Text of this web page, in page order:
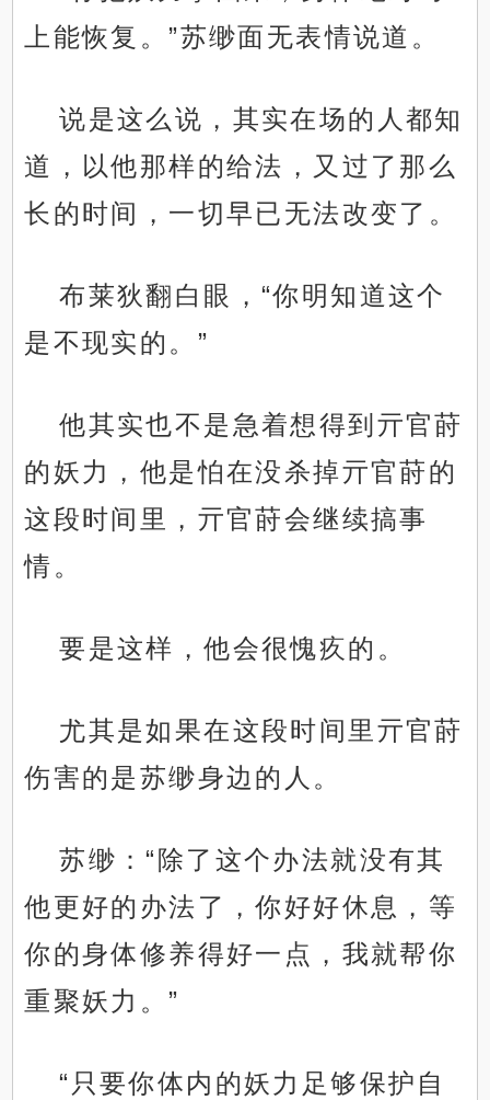
上能恢复。”苏缈面无表情说道。
说是这么说，其实在场的人都知
道，以他那样的给法，又过了那么
长的时间，一切早已无法改变了。
布莱狄翻白眼，“你明知道这个
是不现实的。”
他其实也不是急着想得到亓官莳
的妖力，他是怕在没杀掉亓官莳的
这段时间里，亓官莳会继续搞事
情。
要是这样，他会很愧疚的。
尤其是如果在这段时间里亓官莳
伤害的是苏缈身边的人。
苏缈：“除了这个办法就没有其
他更好的办法了，你好好休息，等
你的身体修养得好一点，我就帮你
重聚妖力。”
“只要你体内的妖力足够保护自